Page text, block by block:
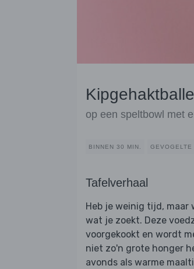
op een speltbowl met
BINNEN 30 MIN. GEVOGELTE
Tafelverhaal
Heb je weinig tijd, maar
wat je zoekt. Deze
voorgekookt en wordt
niet zo'n grote honger
avonds als warme